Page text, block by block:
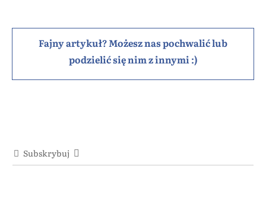
Fajny artykuł? Możesz nas pochwalić lub
podzielić się nim z innymi :)
Subskrybuj